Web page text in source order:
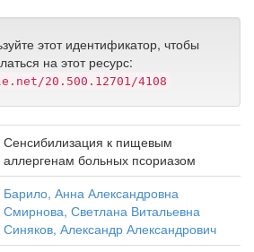
этот идентификатор, чтобы
на этот ресурс:
20.500.12701/4108
Сенсибилизация к пищевым
аллергенам больных псориазом
Барило, Анна Александровна
Смирнова, Светлана Витальевна
Синяков, Александр Александрович